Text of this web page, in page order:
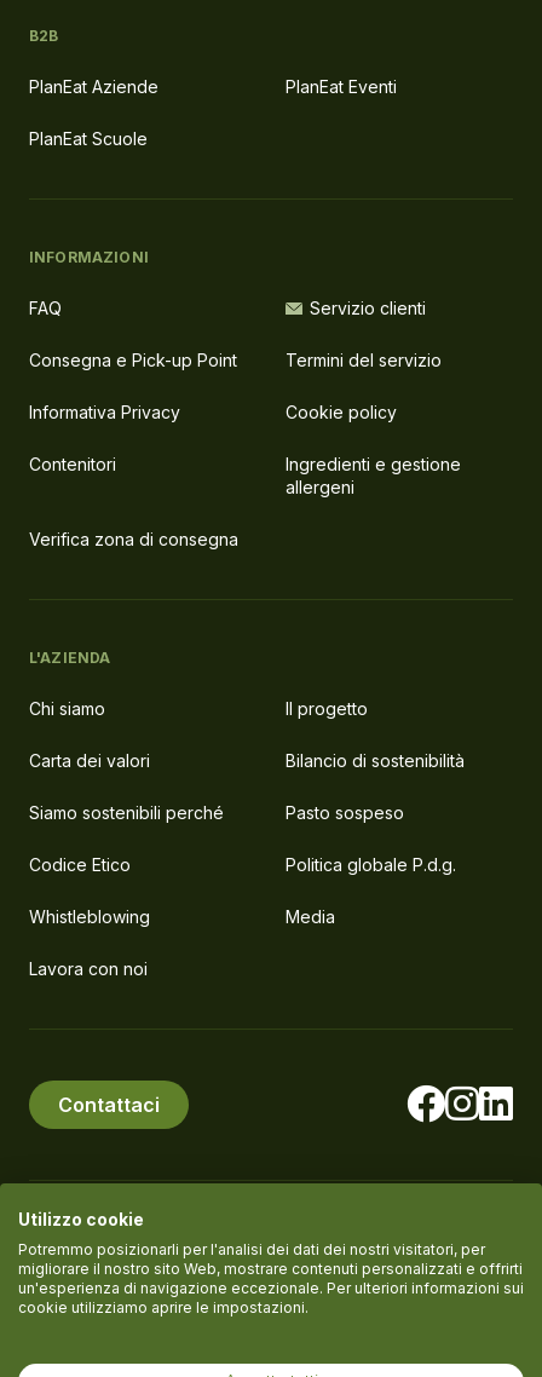
B2B
PlanEat Aziende PlanEat Eventi
PlanEat Scuole
INFORMAZIONI
FAQ Servizio clienti
Consegna e Pick-up Point Termini del servizio
Informativa Privacy Cookie policy
Contenitori
Ingredienti e gestione
allergeni
Verifica zona di consegna
L'AZIENDA
Chi siamo Il progetto
Carta dei valori Bilancio di sostenibilità
Siamo sostenibili perché Pasto sospeso
Codice Etico Politica globale P.d.g.
Whistleblowing Media
Lavora con noi
Contattaci
© PlanEat S.r.l. Società Benefit P.IVA IT11061420961
Termini del servizio
Utilizzo cookie
Potremmo posizionarli per l'analisi dei dati dei nostri visitatori, per
migliorare il nostro sito Web, mostrare contenuti personalizzati e offrirti
un'esperienza di navigazione eccezionale. Per ulteriori informazioni sui
cookie utilizziamo aprire le impostazioni.